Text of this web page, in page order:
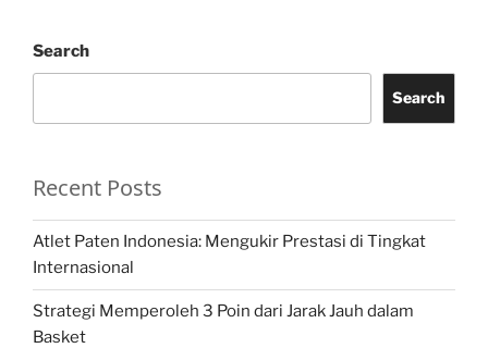
Search
Search
Recent Posts
Atlet Paten Indonesia: Mengukir Prestasi di Tingkat
Internasional
Strategi Memperoleh 3 Poin dari Jarak Jauh dalam
Basket